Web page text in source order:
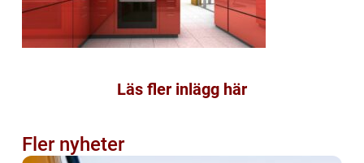
Läs fler inlägg här
Fler nyheter